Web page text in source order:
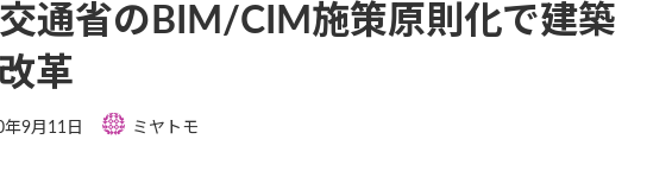
通省のBIM/CIM施策原則化で建築
革
年9月11日 ミヤトモ